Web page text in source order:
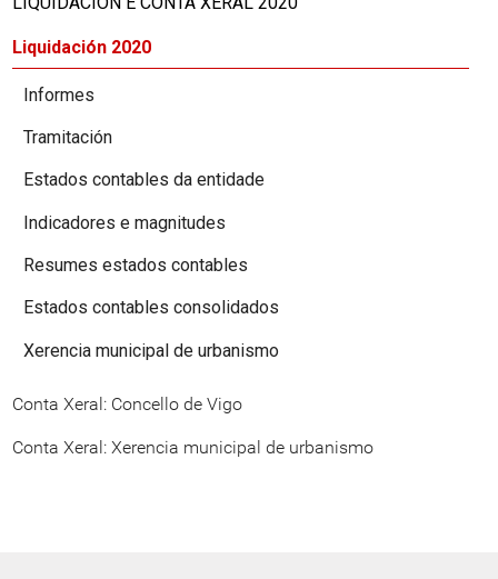
Liquidación 2020
Informes
Tramitación
Estados contables da entidade
Indicadores e magnitudes
Resumes estados contables
Estados contables consolidados
Xerencia municipal de urbanismo
Conta Xeral: Concello de Vigo
Conta Xeral: Xerencia municipal de urbanismo